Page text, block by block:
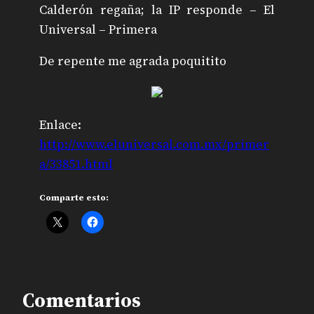
Calderón regaña; la IP responde – El
Universal – Primera
De repente me agrada poquitito
Enlace:
http://www.eluniversal.com.mx/primer
a/33851.html
Comparte esto:
Comentarios